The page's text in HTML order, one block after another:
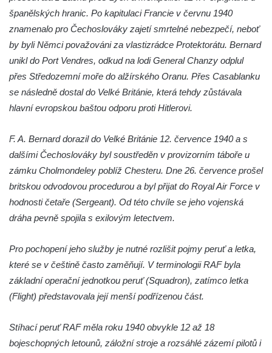
polikliniky v Nejdku
Socha svatého Salvátora před kostelem
svatých Petra a Pavla v Jeníkově
Socha svatého Pavla před kostelem
svatých Petra a Pavla v Jeníkově
Socha svatého Petra před kostelem svatých
Petra a Pavla v Jeníkově
kostelem svatých Petra a Pavla v Jeníkově
Obrázek Ježíš jako Dobrý pastýř u studánky
Pod obrázkem na Kamenné cestě pod
Plešným
Olžin pád
kostelu Nanebevzetí Panny Marie ve
Vilémově
Socha svatého Jana Nepomuckého na
schodišti ke kostelu Nanebevzetí Panny
Socha svatého Šebestiána na schodišti ke
španělských hranic. Po kapitulaci Francie v červnu 1940
znamenalo pro Čechoslováky zajetí smrtelné nebezpečí, neboť
by byli Němci považováni za vlastizrádce Protektorátu. Bernard
unikl do Port Vendres, odkud na lodi General Chanzy odplul
přes Středozemní moře do alžírského Oranu. Přes Casablanku
se následně dostal do Velké Británie, která tehdy zůstávala
hlavní evropskou baštou odporu proti Hitlerovi.
F. A. Bernard dorazil do Velké Británie 12. července 1940 a s
dalšími Čechoslováky byl soustředěn v provizorním táboře u
zámku Cholmondeley poblíž Chesteru. Dne 26. července prošel
britskou odvodovou procedurou a byl přijat do Royal Air Force v
hodnosti četaře (Sergeant). Od této chvíle se jeho vojenská
dráha pevně spojila s exilovým letectvem.
Pro pochopení jeho služby je nutné rozlišit pojmy peruť a letka,
které se v češtině často zaměňují. V terminologii RAF byla
základní operační jednotkou peruť (Squadron), zatímco letka
(Flight) představovala její menší podřízenou část.
Stíhací peruť RAF měla roku 1940 obvykle 12 až 18
bojeschopných letounů, záložní stroje a rozsáhlé zázemí pilotů i